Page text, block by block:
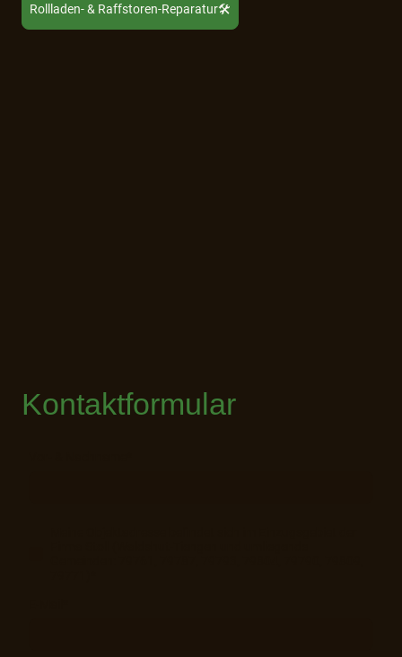
Rollladen- & Raffstoren-Reparatur🛠️
Kontaktformular